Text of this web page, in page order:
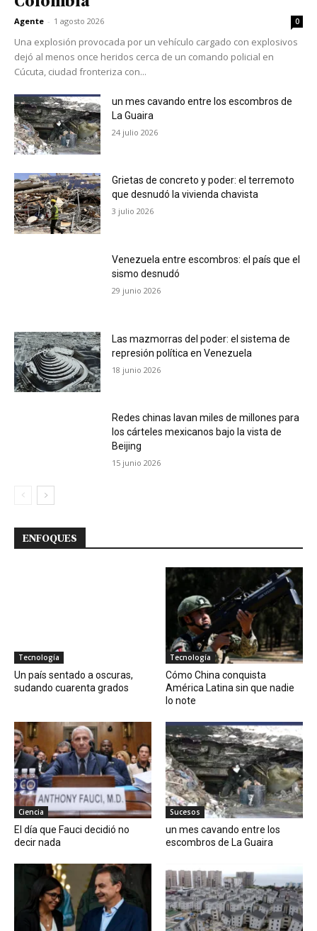
Agente - 1 agosto 2026 0
Una explosión provocada por un vehículo cargado con explosivos
dejó al menos once heridos cerca de un comando policial en
Cúcuta, ciudad fronteriza con...
un mes cavando entre los escombros de
La Guaira
24 julio 2026
Grietas de concreto y poder: el terremoto
que desnudó la vivienda chavista
3 julio 2026
Venezuela entre escombros: el país que el
sismo desnudó
29 junio 2026
Las mazmorras del poder: el sistema de
represión política en Venezuela
18 junio 2026
Redes chinas lavan miles de millones para
los cárteles mexicanos bajo la vista de
Beijing
15 junio 2026
ENFOQUES
Tecnología
Un país sentado a oscuras,
sudando cuarenta grados
Tecnología
Cómo China conquista
América Latina sin que nadie
lo note
Ciencia
El día que Fauci decidió no
decir nada
Sucesos
un mes cavando entre los
escombros de La Guaira